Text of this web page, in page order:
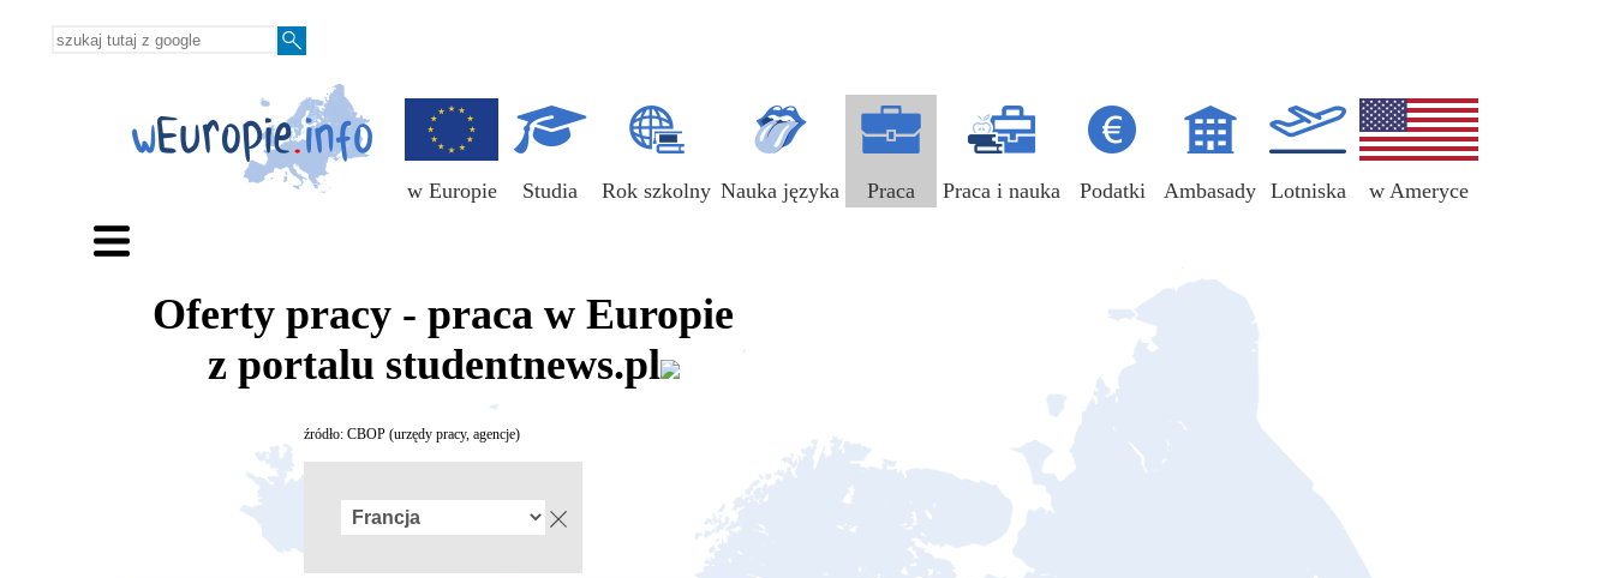
w Europie Studia Rok szkolny Nauka języka Praca Praca i nauka Podatki Ambasady Lotniska w Ameryce
Oferty pracy - praca w Europie
z portalu studentnews.pl
źródło: CBOP (urzędy pracy, agencje)